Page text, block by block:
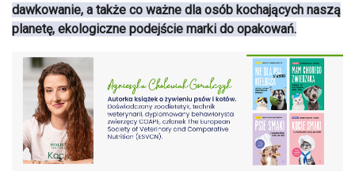
dawkowanie, a także co ważne dla osób kochających naszą
planetę, ekologiczne podejście marki do opakowań.